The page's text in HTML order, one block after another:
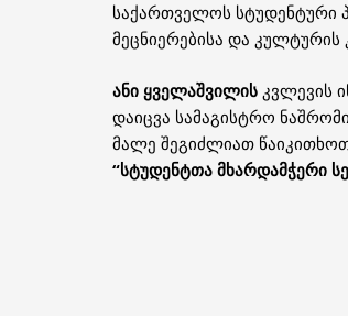
საქართველოს სტუდენტური
მეცნიერებისა და კულტურის
ანი ყველაშვილის კვლევის
დაიცვა სამაგისტრო
მალე შეგიძლიათ
“სტუდენტთა მხარდამჭერი